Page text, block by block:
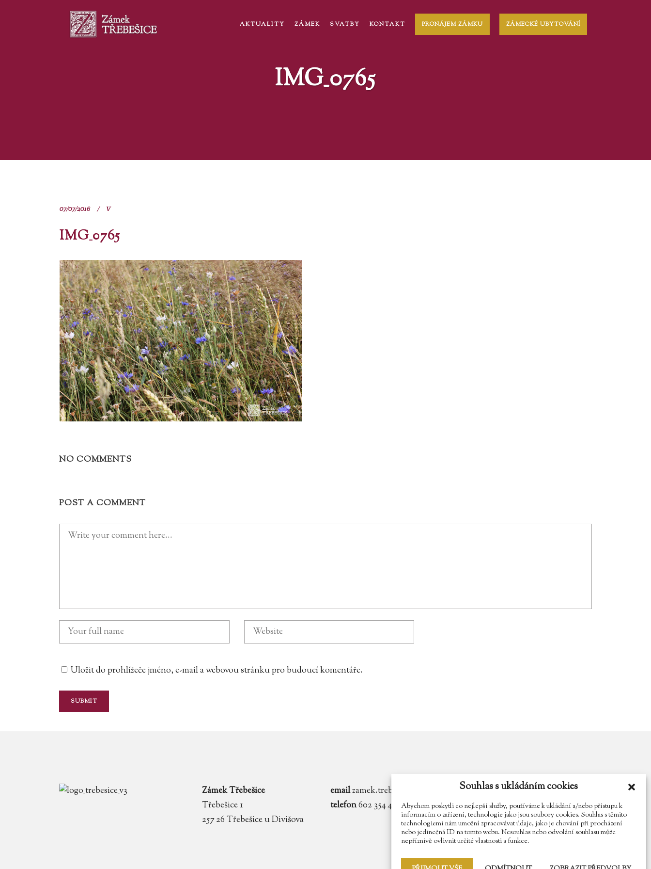
Souhlas s ukládáním cookies
Abychom poskytli co nejlepší služby, používáme k ukládání a/nebo přístupu k
informacím o zařízení, technologie jako jsou soubory cookies. Souhlas s těmito
technologiemi nám umožní zpracovávat údaje, jako je chování při procházení
nebo jedinečná ID na tomto webu. Nesouhlas nebo odvolání souhlasu může
nepříznivě ovlivnit určité vlastnosti a funkce.
AKTUALITY ZÁMEK SVATBY KONTAKT PRONÁJEM ZÁMKU ZÁMECKÉ UBYTOVÁNÍ
IMG_0765
07/07/2016 V
IMG_0765
NO COMMENTS
POST A COMMENT
Uložit do prohlížeče jméno, e-mail a webovou stránku pro budoucí komentáře.
Zámek Třebešice
Třebešice 1
257 26 Třebešice u Divišova
emailzamek.trebesice@volny.cz
telefon602 354 467
Najdete nás na Facebooku
Sledujte náš Instagram